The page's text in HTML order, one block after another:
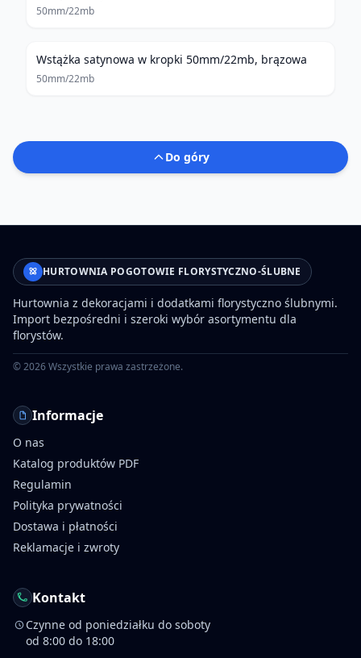
50mm/22mb
Wstążka satynowa w kropki 50mm/22mb, brązowa
50mm/22mb
Do góry
HURTOWNIA POGOTOWIE FLORYSTYCZNO-ŚLUBNE
Hurtownia z dekoracjami i dodatkami florystyczno ślubnymi.
Import bezpośredni i szeroki wybór asortymentu dla
florystów.
©2026Wszystkie prawa zastrzeżone.
Informacje
O nas
Katalog produktów PDF
Regulamin
Polityka prywatności
Dostawa i płatności
Reklamacje i zwroty
Kontakt
Czynne od poniedziałku do soboty
od 8:00 do 18:00